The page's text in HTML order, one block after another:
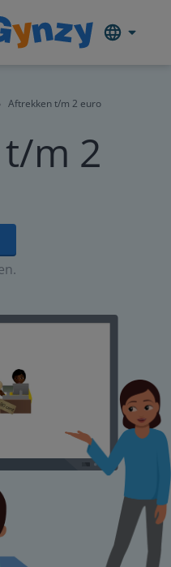
Aftrekken t/m 2 euro
m 2